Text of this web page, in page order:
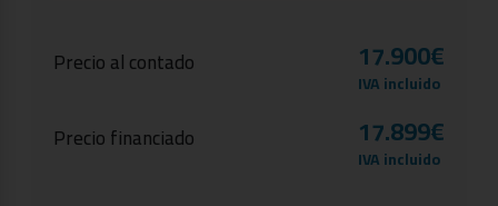
Precio al contado 17.900€
IVA incluido
Precio financiado 17.899€
IVA incluido